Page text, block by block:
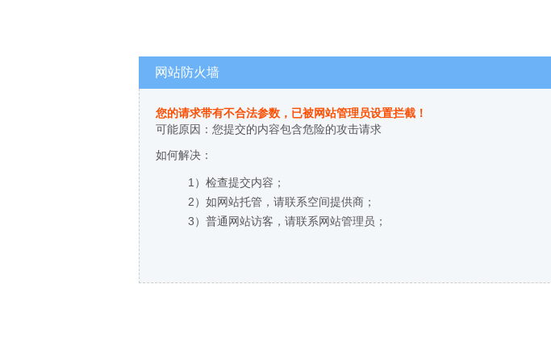
网站防火墙
您的请求带有不合法参数，已被网站管理员设置拦截！
可能原因：您提交的内容包含危险的攻击请求
如何解决：
1）检查提交内容；
2）如网站托管，请联系空间提供商；
3）普通网站访客，请联系网站管理员；